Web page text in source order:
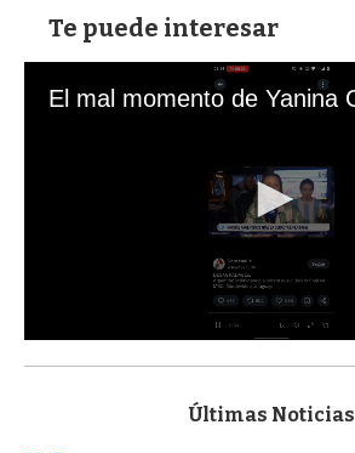
Te puede interesar
s
Últimas Noticias